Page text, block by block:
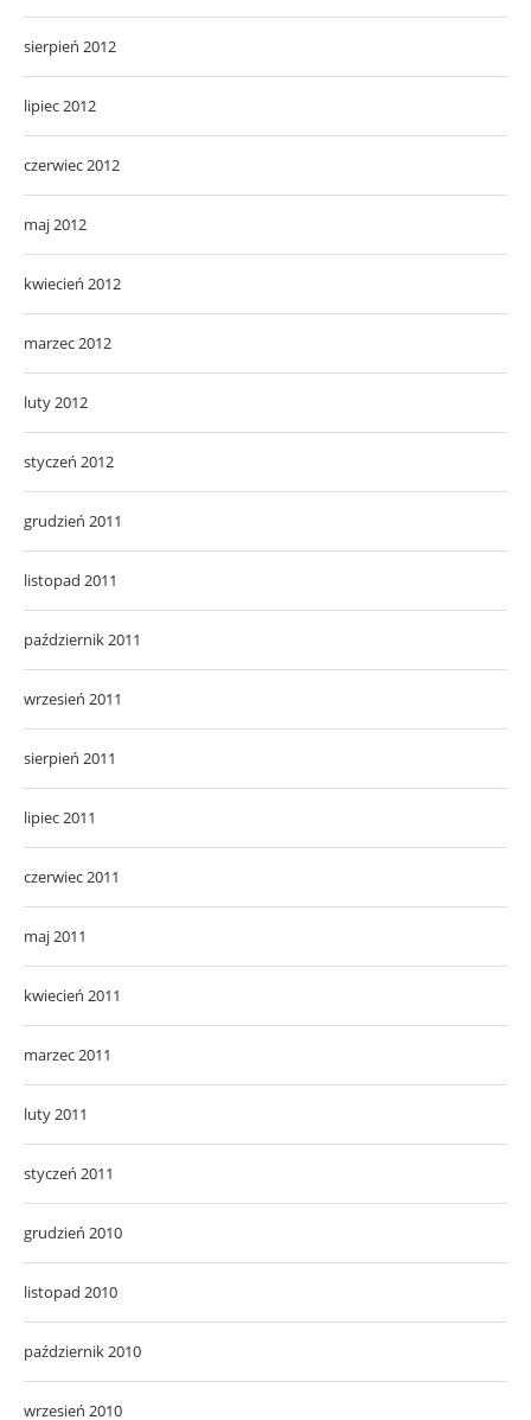
sierpień 2012
lipiec 2012
czerwiec 2012
maj 2012
kwiecień 2012
marzec 2012
luty 2012
styczeń 2012
grudzień 2011
listopad 2011
październik 2011
wrzesień 2011
sierpień 2011
lipiec 2011
czerwiec 2011
maj 2011
kwiecień 2011
marzec 2011
luty 2011
styczeń 2011
grudzień 2010
listopad 2010
październik 2010
wrzesień 2010